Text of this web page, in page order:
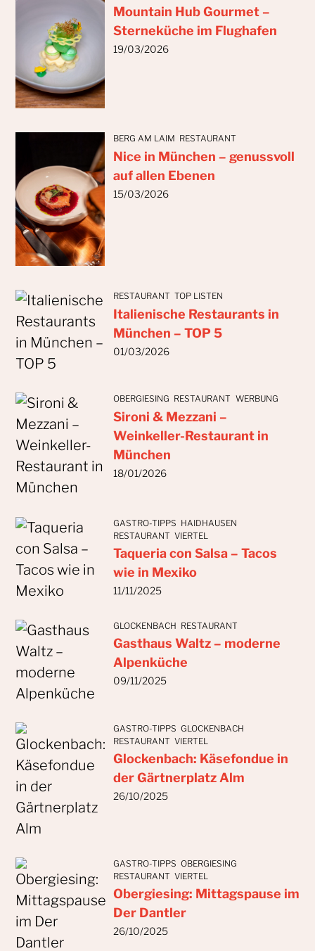
Mountain Hub Gourmet –
Sterneküche im Flughafen
19/03/2026
BERG AM LAIM RESTAURANT
Nice in München – genussvoll
auf allen Ebenen
15/03/2026
RESTAURANT TOP LISTEN
Italienische Restaurants in
München – TOP 5
01/03/2026
OBERGIESING RESTAURANT WERBUNG
Sironi & Mezzani –
Weinkeller-Restaurant in
München
18/01/2026
GASTRO-TIPPS HAIDHAUSEN
RESTAURANT VIERTEL
Taqueria con Salsa – Tacos
wie in Mexiko
11/11/2025
GLOCKENBACH RESTAURANT
Gasthaus Waltz – moderne
Alpenküche
09/11/2025
GASTRO-TIPPS GLOCKENBACH
RESTAURANT VIERTEL
Glockenbach: Käsefondue in
der Gärtnerplatz Alm
26/10/2025
GASTRO-TIPPS OBERGIESING
RESTAURANT VIERTEL
Obergiesing: Mittagspause im
Der Dantler
26/10/2025